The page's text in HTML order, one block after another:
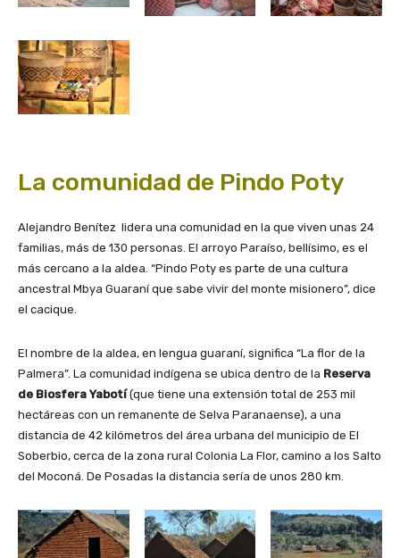
La comunidad de Pindo Poty
Alejandro Benítez lidera una comunidad en la que viven unas 24
familias, más de 130 personas. El arroyo Paraíso, bellísimo, es el
más cercano a la aldea. “Pindo Poty es parte de una cultura
ancestral Mbya Guaraní que sabe vivir del monte misionero”, dice
el cacique.
El nombre de la aldea, en lengua guaraní, significa “La flor de la
Palmera”. La comunidad indígena se ubica dentro de la Reserva
de Biosfera Yabotí(que tiene una extensión total de 253 mil
hectáreas con un remanente de Selva Paranaense), a una
distancia de 42 kilómetros del área urbana del municipio de El
Soberbio, cerca de la zona rural Colonia La Flor, camino a los Salto
del Moconá. De Posadas la distancia sería de unos 280 km.